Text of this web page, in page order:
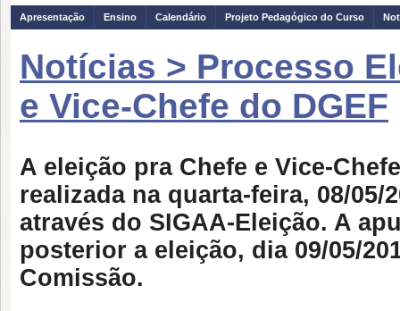
Apresentação Ensino Calendário Projeto Pedagógico do Curso
Notícias > Processo
e Vice-Chefe do DGEF
A eleição pra Chefe e Vice-
realizada na quarta-feira, 08/05/
através do SIGAA-Eleição. A
posterior a eleição, dia 09/05/
Comissão.